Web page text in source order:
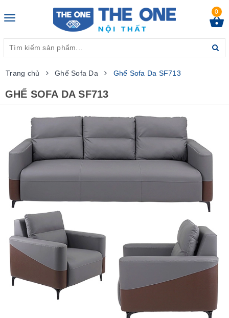
Toggle
0
Trang chủ Ghế Sofa Da Ghế Sofa Da SF713
GHẾ SOFA DA SF713